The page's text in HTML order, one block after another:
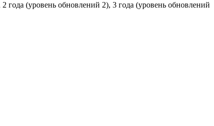
года (уровень обновлений 2), 3 года (уровень обновлений